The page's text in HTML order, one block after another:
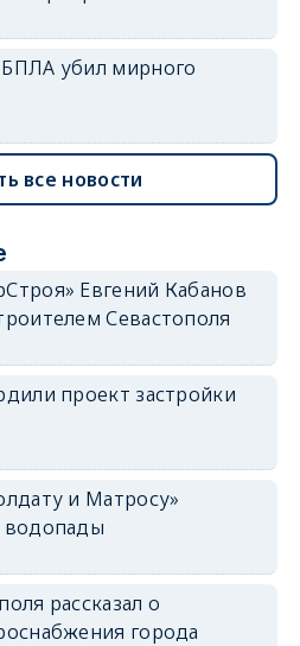
убил мирного
все новости
Евгений Кабанов
Севастополя
проект застройки
и Матросу»
водопады
рассказал о
города